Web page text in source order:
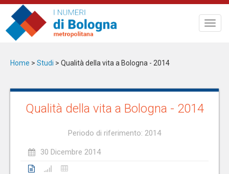
Salta
contenuto
principale
Home > Studi > Qualità della vita a Bologna - 2014
Qualità della vita a Bologna - 2014
Periodo di riferimento: 2014
30 Dicembre 2014